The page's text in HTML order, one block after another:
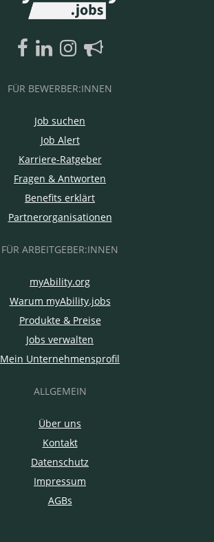
FÜR BEWERBER:INNEN
Job suchen
Job Alert
Karriere-Ratgeber
Fragen & Antworten
Benefits erklärt
Partnerorganisationen
FÜR ARBEITGEBER:INNEN
myAbility.org
Warum myAbility.jobs
Produkte & Preise
Jobs verwalten
Mein Unternehmensprofil
ALLGEMEIN
Über uns
Kontakt
Datenschutz
Impressum
AGBs